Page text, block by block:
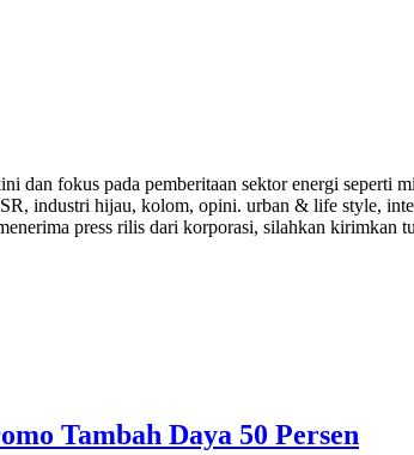
dan fokus pada pemberitaan sektor energi
industri hijau, kolom, opini. urban & life style,
press rilis dari korporasi, silahkan kirimkan
Tambah Daya 50 Persen